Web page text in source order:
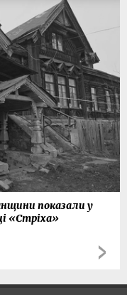
показали у
«Стріха»